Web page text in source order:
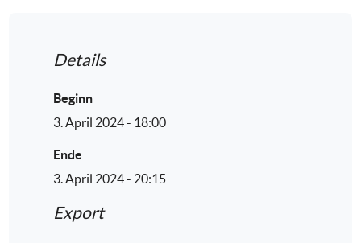
Details
Beginn
3. April 2024 - 18:00
Ende
3. April 2024 - 20:15
Export